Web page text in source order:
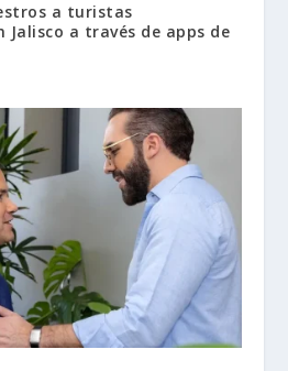
a turistas
Jalisco a través de apps de